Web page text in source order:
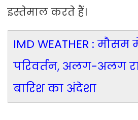
इस्तेमाल करते हैं।
IMD WEATHER :
परिवर्तन, अलग-अलग
बारिश का अंदेशा